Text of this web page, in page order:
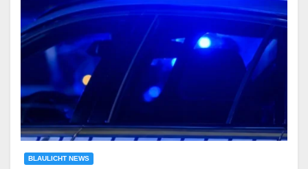
BLAULICHT NEWS